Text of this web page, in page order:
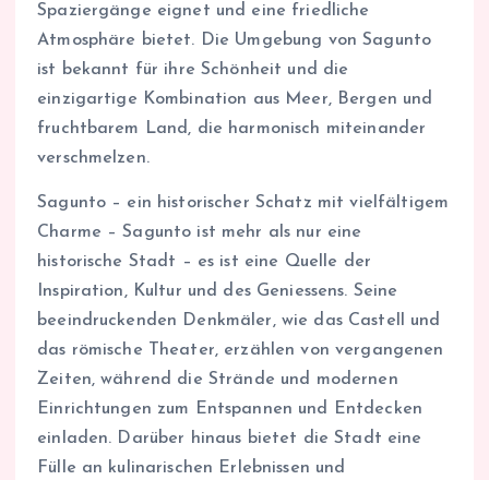
Spaziergänge eignet und eine friedliche
Atmosphäre bietet. Die Umgebung von Sagunto
ist bekannt für ihre Schönheit und die
einzigartige Kombination aus Meer, Bergen und
fruchtbarem Land, die harmonisch miteinander
verschmelzen.
Sagunto – ein historischer Schatz mit vielfältigem
Charme – Sagunto ist mehr als nur eine
historische Stadt – es ist eine Quelle der
Inspiration, Kultur und des Geniessens. Seine
beeindruckenden Denkmäler, wie das Castell und
das römische Theater, erzählen von vergangenen
Zeiten, während die Strände und modernen
Einrichtungen zum Entspannen und Entdecken
einladen. Darüber hinaus bietet die Stadt eine
Fülle an kulinarischen Erlebnissen und